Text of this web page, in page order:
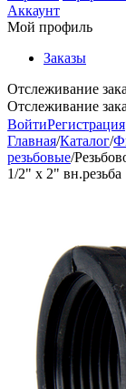
Аккаунт
Мой профиль
Заказы
Отслеживание
Отслеживание
ВойтиРегистрация
Главная/Каталог/
резьбовые/
1/2" х 2" вн.резьба